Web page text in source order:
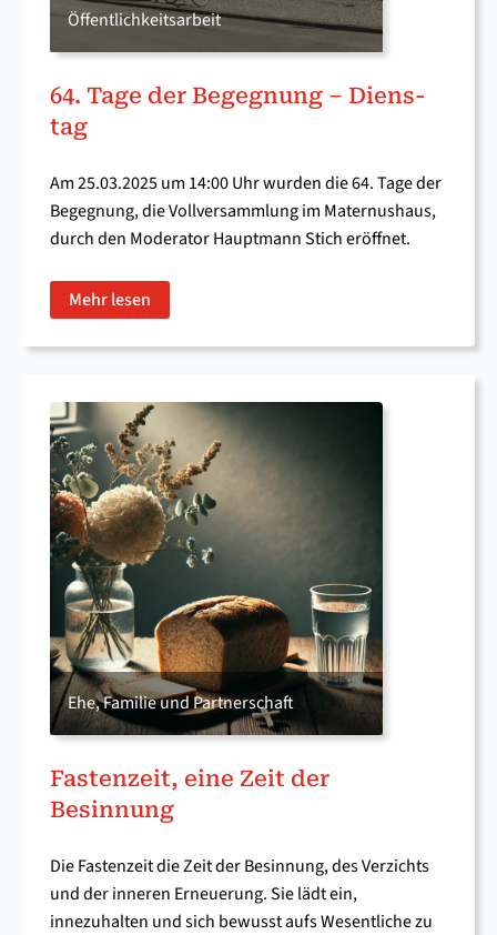
Öffentlichkeitsarbeit
64. Ta­ge der Be­geg­nung – Diens­
tag
Am 25.03.2025 um 14:00 Uhr wurden die 64. Tage der
Begegnung, die Vollversammlung im Maternushaus,
durch den Moderator Hauptmann Stich eröffnet.
Mehr lesen
Ehe, Familie und Partnerschaft
Fastenzeit, eine Zeit der
Besinnung
Die Fastenzeit die Zeit der Besinnung, des Verzichts
und der inneren Erneuerung. Sie lädt ein,
innezuhalten und sich bewusst aufs Wesentliche zu